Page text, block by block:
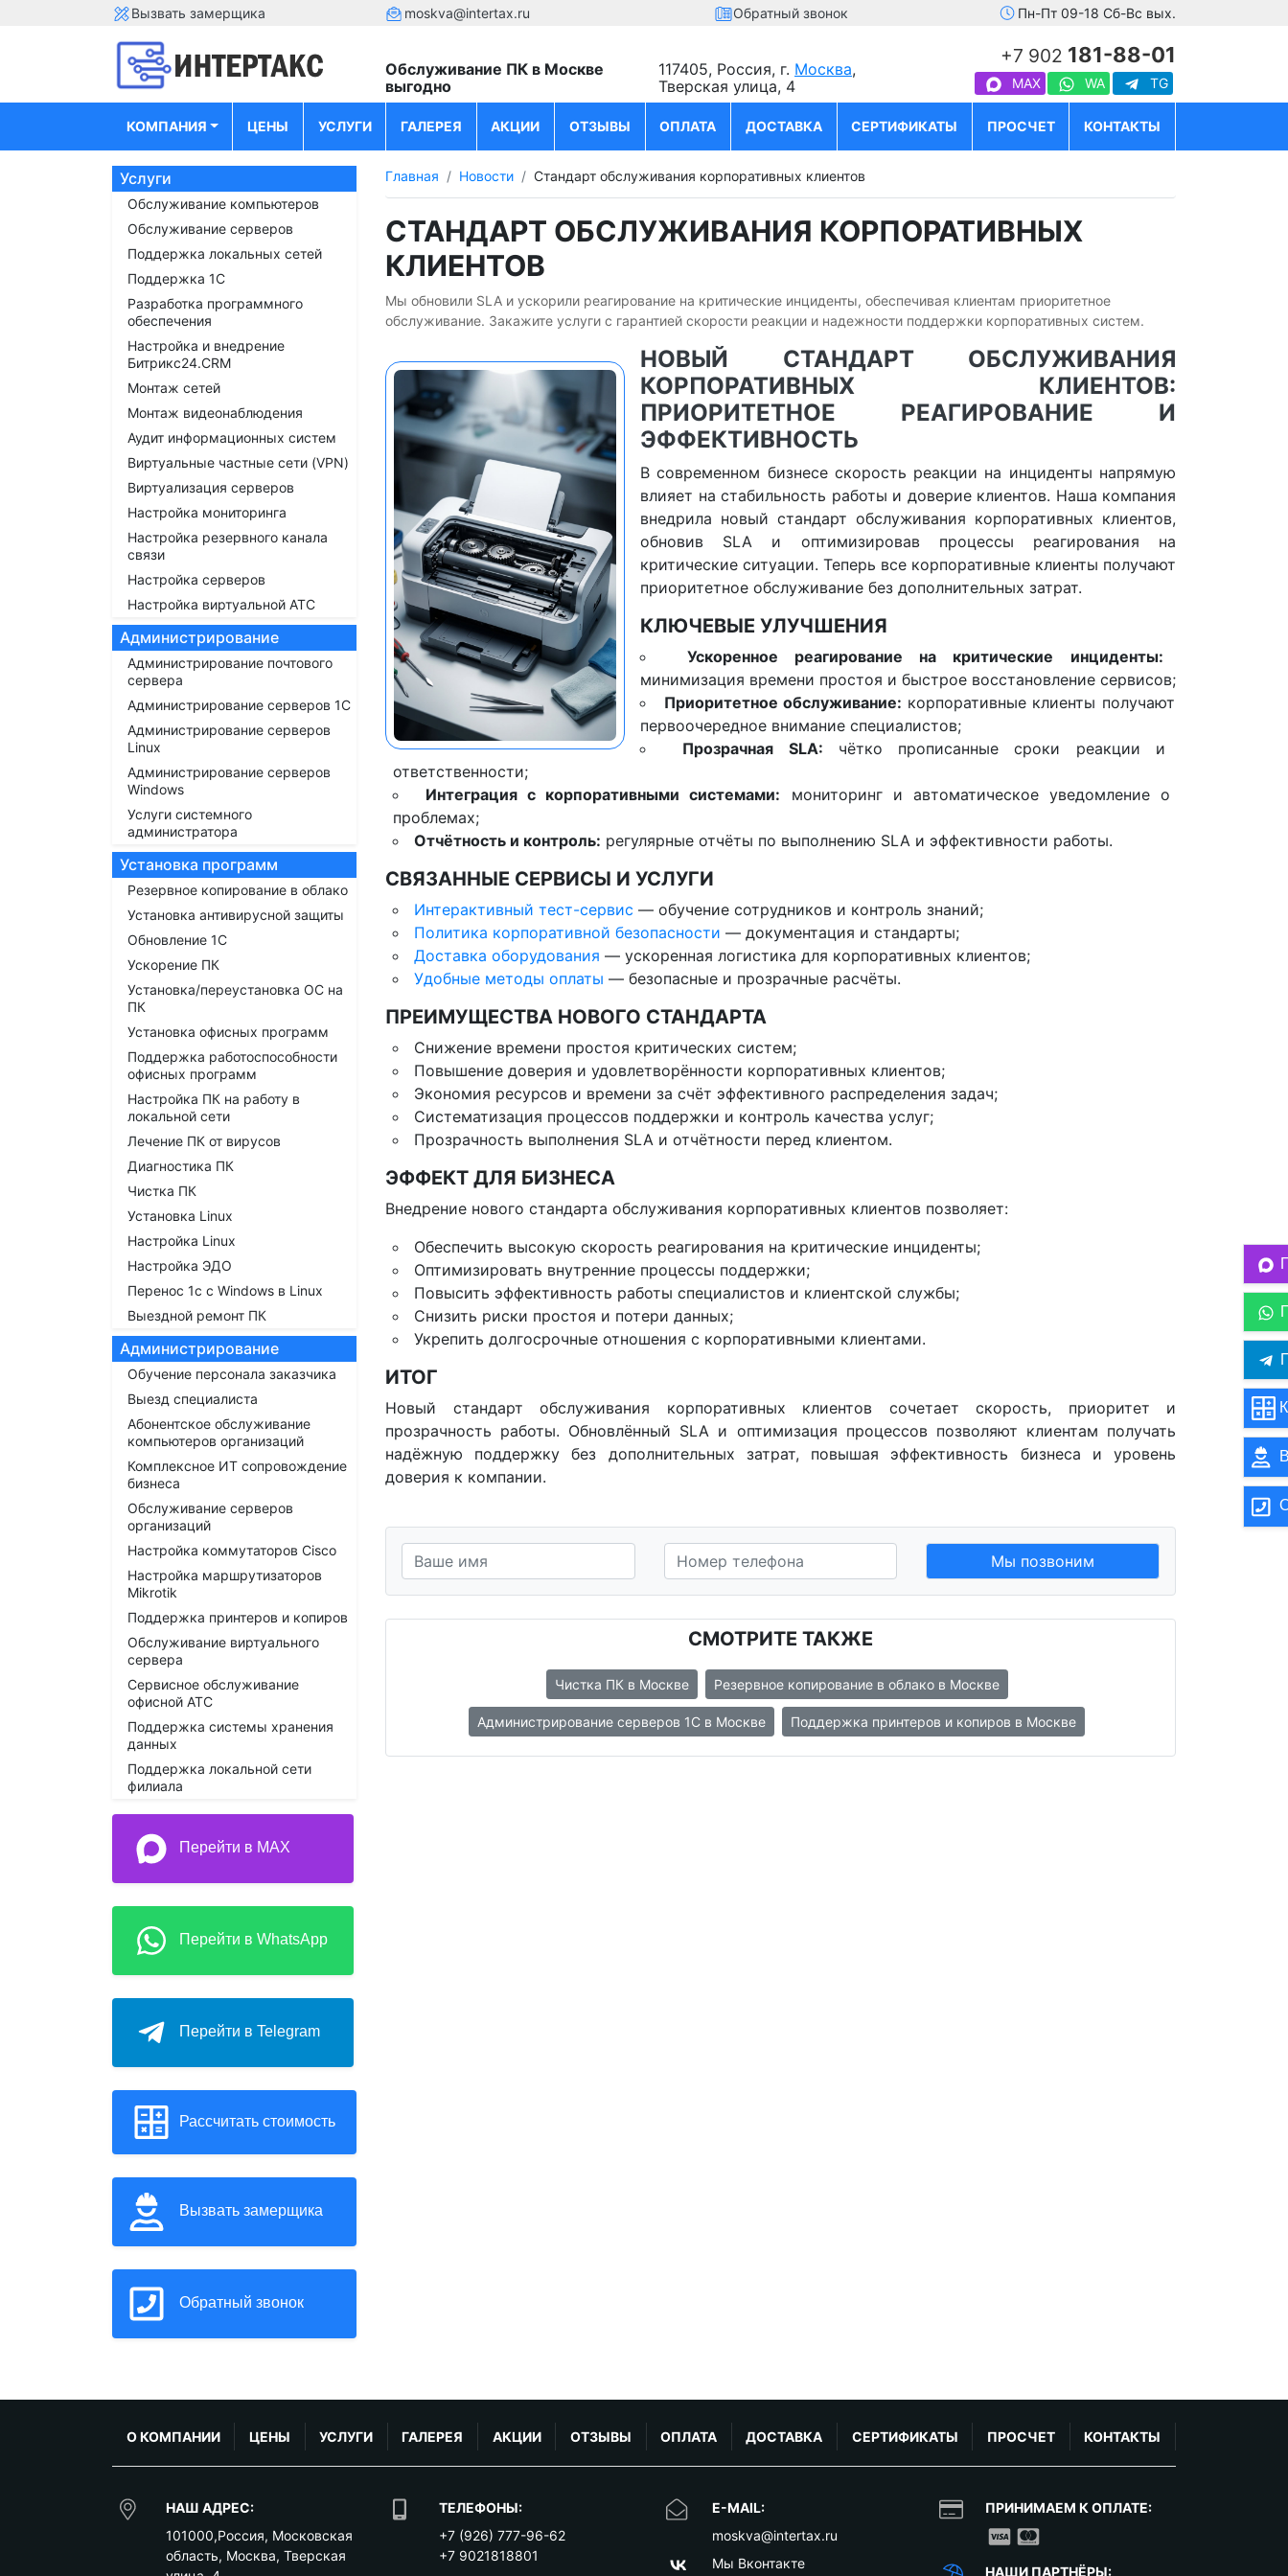
Вызвать замерщика moskva@intertax.ru Обратный звонок Пн-Пт 09-18 Сб-Вс вых.
Обслуживание ПК в Москве
выгодно
117405, Россия, г. Москва,
Тверская улица, 4
+7 902 181-88-01
MAX WA TG
КОМПАНИЯ ЦЕНЫ УСЛУГИ ГАЛЕРЕЯ АКЦИИ ОТЗЫВЫ ОПЛАТА ДОСТАВКА СЕРТИФИКАТЫ ПРОСЧЕТ КОНТАКТЫ
Услуги
Обслуживание компьютеров
Обслуживание серверов
Поддержка локальных сетей
Поддержка 1С
Разработка программного
обеспечения
Настройка и внедрение
Битрикс24.CRM
Монтаж сетей
Монтаж видеонаблюдения
Аудит информационных систем
Виртуальные частные сети (VPN)
Виртуализация серверов
Настройка мониторинга
Настройка резервного канала
связи
Настройка серверов
Настройка виртуальной АТС
Администрирование
Администрирование почтового
сервера
Администрирование серверов 1С
Администрирование серверов
Linux
Администрирование серверов
Windows
Услуги системного
администратора
Установка программ
Резервное копирование в облако
Установка антивирусной защиты
Обновление 1С
Ускорение ПК
Установка/переустановка ОС на
ПК
Установка офисных программ
Поддержка работоспособности
офисных программ
Настройка ПК на работу в
локальной сети
Лечение ПК от вирусов
Диагностика ПК
Чистка ПК
Установка Linux
Настройка Linux
Настройка ЭДО
Перенос 1с с Windows в Linux
Выездной ремонт ПК
Администрирование
Обучение персонала заказчика
Выезд специалиста
Абонентское обслуживание
компьютеров организаций
Комплексное ИТ сопровождение
бизнеса
Обслуживание серверов
организаций
Настройка коммутаторов Cisco
Настройка маршрутизаторов
Mikrotik
Поддержка принтеров и копиров
Обслуживание виртуального
сервера
Сервисное обслуживание
офисной АТС
Поддержка системы хранения
данных
Поддержка локальной сети
филиала
Перейти в MAX
Перейти в WhatsApp
Перейти в Telegram
Рассчитать стоимость
Вызвать замерщика
Обратный звонок
Главная Новости Cтандарт обслуживания корпоративных клиентов
CТАНДАРТ ОБСЛУЖИВАНИЯ КОРПОРАТИВНЫХ
КЛИЕНТОВ
Мы обновили SLA и ускорили реагирование на критические инциденты, обеспечивая клиентам приоритетное
обслуживание. Закажите услуги с гарантией скорости реакции и надежности поддержки корпоративных систем.
НОВЫЙ СТАНДАРТ ОБСЛУЖИВАНИЯ
КОРПОРАТИВНЫХ КЛИЕНТОВ:
ПРИОРИТЕТНОЕ РЕАГИРОВАНИЕ И
ЭФФЕКТИВНОСТЬ
В современном бизнесе скорость реакции на инциденты напрямую
влияет на стабильность работы и доверие клиентов. Наша компания
внедрила новый стандарт обслуживания корпоративных клиентов,
обновив SLA и оптимизировав процессы реагирования на
критические ситуации. Теперь все корпоративные клиенты получают
приоритетное обслуживание без дополнительных затрат.
КЛЮЧЕВЫЕ УЛУЧШЕНИЯ
Ускоренное реагирование на критические инциденты:
минимизация времени простоя и быстрое восстановление сервисов;
Приоритетное обслуживание: корпоративные клиенты получают
первоочередное внимание специалистов;
Прозрачная SLA: чётко прописанные сроки реакции и
ответственности;
Интеграция с корпоративными системами: мониторинг и автоматическое уведомление о
проблемах;
Отчётность и контроль: регулярные отчёты по выполнению SLA и эффективности работы.
СВЯЗАННЫЕ СЕРВИСЫ И УСЛУГИ
Интерактивный тест-сервис — обучение сотрудников и контроль знаний;
Политика корпоративной безопасности — документация и стандарты;
Доставка оборудования — ускоренная логистика для корпоративных клиентов;
Удобные методы оплаты — безопасные и прозрачные расчёты.
ПРЕИМУЩЕСТВА НОВОГО СТАНДАРТА
Снижение времени простоя критических систем;
Повышение доверия и удовлетворённости корпоративных клиентов;
Экономия ресурсов и времени за счёт эффективного распределения задач;
Систематизация процессов поддержки и контроль качества услуг;
Прозрачность выполнения SLA и отчётности перед клиентом.
ЭФФЕКТ ДЛЯ БИЗНЕСА
Внедрение нового стандарта обслуживания корпоративных клиентов позволяет:
Обеспечить высокую скорость реагирования на критические инциденты;
Оптимизировать внутренние процессы поддержки;
Повысить эффективность работы специалистов и клиентской службы;
Снизить риски простоя и потери данных;
Укрепить долгосрочные отношения с корпоративными клиентами.
ИТОГ
Новый стандарт обслуживания корпоративных клиентов сочетает скорость, приоритет и
прозрачность работы. Обновлённый SLA и оптимизация процессов позволяют клиентам получать
надёжную поддержку без дополнительных затрат, повышая эффективность бизнеса и уровень
доверия к компании.
Мы позвоним
СМОТРИТЕ ТАКЖЕ
Чистка ПК в Москве Резервное копирование в облако в Москве
Администрирование серверов 1С в Москве Поддержка принтеров и копиров в Москве
О КОМПАНИИ ЦЕНЫ УСЛУГИ ГАЛЕРЕЯ АКЦИИ ОТЗЫВЫ ОПЛАТА ДОСТАВКА СЕРТИФИКАТЫ ПРОСЧЕТ КОНТАКТЫ
НАШ АДРЕС:
101000,Россия, Московская
область, Москва,Тверская
ТЕЛЕФОНЫ:
+7 (926) 777-96-62
+7 9021818801
E-MAIL:
moskva@intertax.ru
Мы Вконтакте
ПРИНИМАЕМ К ОПЛАТЕ:
НАШИ ПАРТНЁРЫ: